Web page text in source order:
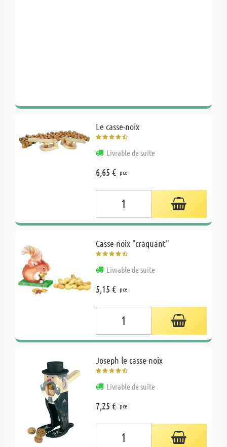
Le casse-noix
Livrable de suite
6,65 € pce
Casse-noix "craquant"
Livrable de suite
5,15 € pce
Joseph le casse-noix
Livrable de suite
7,25 € pce